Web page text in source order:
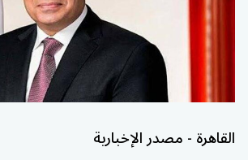
القاهرة - مصدر الإخبارية